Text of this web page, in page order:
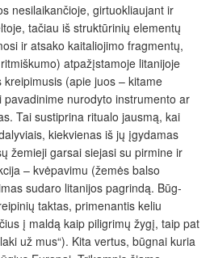
nesilaikančioje, girtuokliaujant ir
tačiau iš struktūrinių elementų
ir atsako kaitaliojimo fragmentų,
atpažįstamoje litanijoje
(apie juos – kitame
nurodyto instrumento ar
Tai sustiprina ritualo jausmą, kai
kiekvienas iš jų įgydamas
žemieji garsai siejasi su pirmine ir
– kvėpavimu (žemės balso
sudaro litanijos pagrindą. Būg­
taktas, primenantis keliu
į maldą kaip piligrimų žygį, taip pat
už mus“). Kita vertus, būgnai kuria